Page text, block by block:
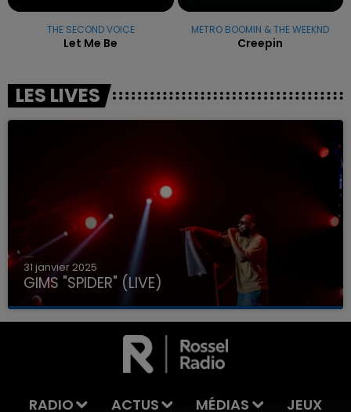
THE SECOND VOICE
Let Me Be
METRO BOOMIN & THE WEEKND
Creepin
LES LIVES
31 janvier 2025
GIMS "SPIDER" (LIVE)
RADIO ACTUS MÉDIAS JEUX